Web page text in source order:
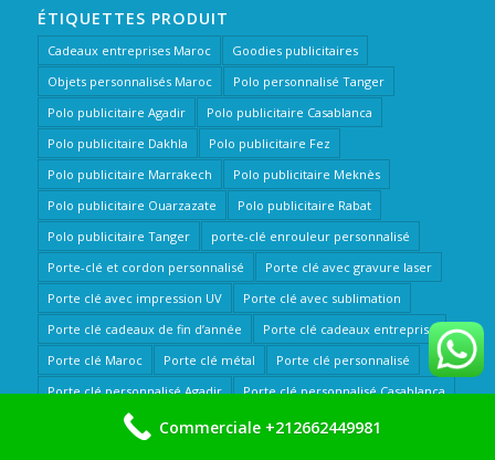
ÉTIQUETTES PRODUIT
Cadeaux entreprises Maroc
Goodies publicitaires
Objets personnalisés Maroc
Polo personnalisé Tanger
Polo publicitaire Agadir
Polo publicitaire Casablanca
Polo publicitaire Dakhla
Polo publicitaire Fez
Polo publicitaire Marrakech
Polo publicitaire Meknès
Polo publicitaire Ouarzazate
Polo publicitaire Rabat
Polo publicitaire Tanger
porte-clé enrouleur personnalisé
Porte-clé et cordon personnalisé
Porte clé avec gravure laser
Porte clé avec impression UV
Porte clé avec sublimation
Porte clé cadeaux de fin d’année
Porte clé cadeaux entreprise
Porte clé Maroc
Porte clé métal
Porte clé personnalisé
Porte clé personnalisé Agadir
Porte clé personnalisé Casablanca
Porte clé personnalisé Dakhla
Porte clé personnalisé en bois
Commerciale +212662449981